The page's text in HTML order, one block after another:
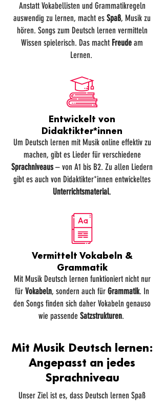
Anstatt Vokabellisten und Grammatikregeln
auswendig zu lernen, macht es Spaß, Musik zu
hören. Songs zum Deutsch lernen vermitteln
Wissen spielerisch. Das macht Freude am
Lernen.
Entwickelt von
Didaktikter*innen
Um Deutsch lernen mit Musik online effektiv zu
machen, gibt es Lieder für verschiedene
Sprachniveaus– von A1 bis B2. Zu allen Liedern
gibt es auch von Didaktikter*innen entwickeltes
Unterrichtsmaterial.
Vermittelt Vokabeln &
Grammatik
Mit Musik Deutsch lernen funktioniert nicht nur
für Vokabeln, sondern auch für Grammatik. In
den Songs finden sich daher Vokabeln genauso
wie passende Satzstrukturen.
Mit Musik Deutsch lernen:
Angepasst an jedes
Sprachniveau
Unser Ziel ist es, dass Deutsch lernen Spaß